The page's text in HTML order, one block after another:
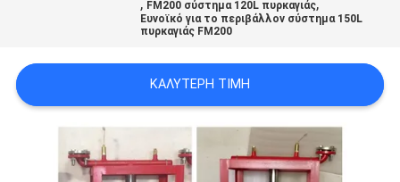
, FM200 σύστημα 120L πυρκαγιάς,
Ευνοϊκό για το περιβάλλον σύστημα 150L
πυρκαγιάς FM200
ΚΑΛΎΤΕΡΗ ΤΙΜΉ